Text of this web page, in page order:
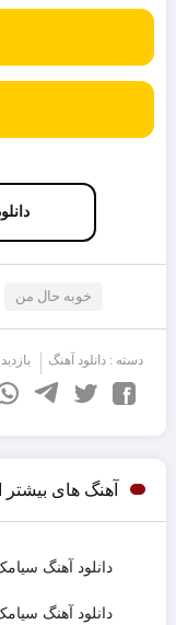
خوبه حال من
دسته : دانلود آهنگ بازدید :
آهنگ های
دانلود آهنگ
دانلود آهنگ